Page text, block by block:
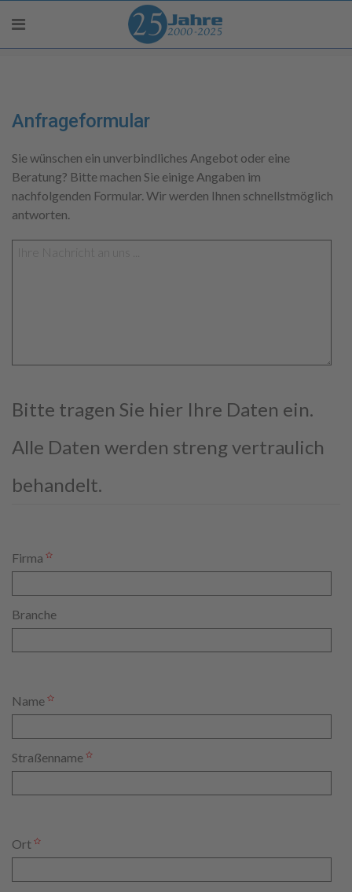
Anfrageformular
Sie wünschen ein unverbindliches Angebot oder eine
Beratung? Bitte machen Sie einige Angaben im
nachfolgenden Formular. Wir werden Ihnen schnellstmöglich
antworten.
Bitte tragen Sie hier Ihre Daten ein.
Alle Daten werden streng vertraulich
behandelt.
Firma
Branche
Name
Straßenname
Ort